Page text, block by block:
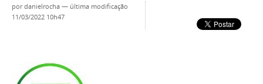
pordanielrocha — última modificação
11/03/2022 10h47